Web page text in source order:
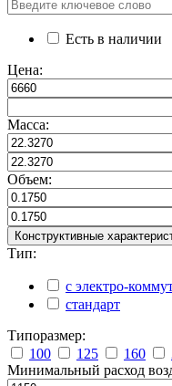
Есть в наличии
Цена:
Масса:
Объем:
Конструктивные
Тип:
с электро-
стандарт
Типоразмер:
100
125 160
Минимальный расход